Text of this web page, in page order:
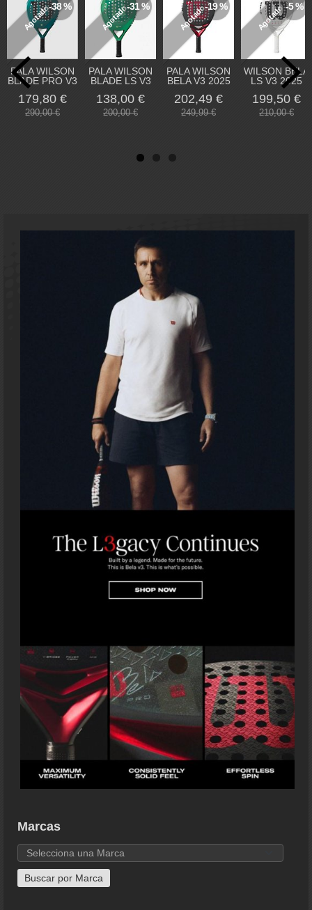
Marcas
Agotado-38 %
PALA WILSON
BLADE PRO V3
179,80 €
290,00 €
Agotado-31 %
PALA WILSON
BLADE LS V3
138,00 €
200,00 €
Agotado-19 %
PALA WILSON
BELA V3 2025
202,49 €
249,99 €
Agotado-5 %
WILSON BELA
LS V3 2025
199,50 €
210,00 €